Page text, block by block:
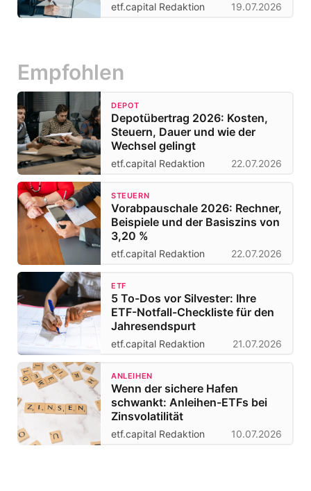
etf.capital Redaktion 19.07.2026
Empfohlen
DEPOT
Depotübertrag 2026: Kosten,
Steuern, Dauer und wie der
Wechsel gelingt
etf.capital Redaktion 22.07.2026
STEUERN
Vorabpauschale 2026: Rechner,
Beispiele und der Basiszins von
3,20 %
etf.capital Redaktion 22.07.2026
ETF
5 To-Dos vor Silvester: Ihre
ETF-Notfall-Checkliste für den
Jahresendspurt
etf.capital Redaktion 21.07.2026
ANLEIHEN
Wenn der sichere Hafen
schwankt: Anleihen-ETFs bei
Zinsvolatilität
etf.capital Redaktion 10.07.2026